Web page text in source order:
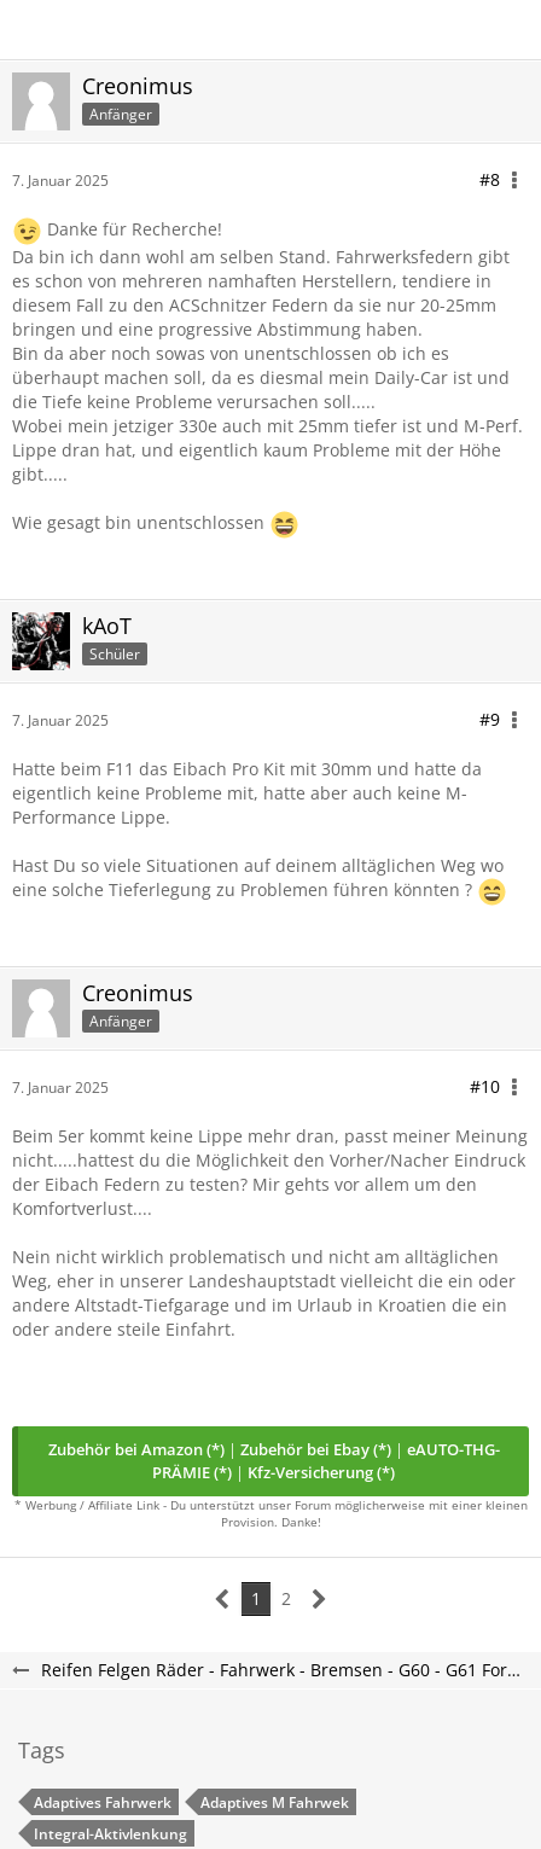
Creonimus
Anfänger
7. Januar 2025 #8
Danke für Recherche!
Da bin ich dann wohl am selben Stand. Fahrwerksfedern gibt
es schon von mehreren namhaften Herstellern, tendiere in
diesem Fall zu den ACSchnitzer Federn da sie nur 20-25mm
bringen und eine progressive Abstimmung haben.
Bin da aber noch sowas von unentschlossen ob ich es
überhaupt machen soll, da es diesmal mein Daily-Car ist und
die Tiefe keine Probleme verursachen soll.....
Wobei mein jetziger 330e auch mit 25mm tiefer ist und M-Perf.
Lippe dran hat, und eigentlich kaum Probleme mit der Höhe
gibt.....
Wie gesagt bin unentschlossen
kAoT
Schüler
7. Januar 2025 #9
Hatte beim F11 das Eibach Pro Kit mit 30mm und hatte da
eigentlich keine Probleme mit, hatte aber auch keine M-
Performance Lippe.
Hast Du so viele Situationen auf deinem alltäglichen Weg wo
eine solche Tieferlegung zu Problemen führen könnten ?
Creonimus
Anfänger
7. Januar 2025 #10
Beim 5er kommt keine Lippe mehr dran, passt meiner Meinung
nicht.....hattest du die Möglichkeit den Vorher/Nacher Eindruck
der Eibach Federn zu testen? Mir gehts vor allem um den
Komfortverlust....
Nein nicht wirklich problematisch und nicht am alltäglichen
Weg, eher in unserer Landeshauptstadt vielleicht die ein oder
andere Altstadt-Tiefgarage und im Urlaub in Kroatien die ein
oder andere steile Einfahrt.
Zubehör bei Amazon (*)| Zubehör bei Ebay (*)| eAUTO-THG-
PRÄMIE (*) | Kfz-Versicherung (*)
* Werbung / Affiliate Link - Du unterstützt unser Forum möglicherweise mit einer kleinen
Provision. Danke!
1 2
Reifen Felgen Räder - Fahrwerk - Bremsen - G60 - G61 Forum
Tags
Adaptives Fahrwerk
Adaptives M Fahrwek
Integral-Aktivlenkung